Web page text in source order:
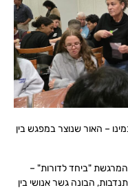
– האור שנוצר במפגש בין
המרגשת "ביחד לדורות" –
הבונה גשר אנושי בין